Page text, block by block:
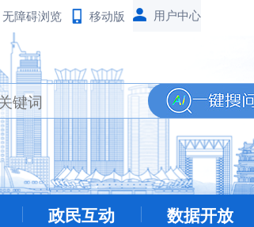
无障碍浏览 移动版
政民互动 数据开放